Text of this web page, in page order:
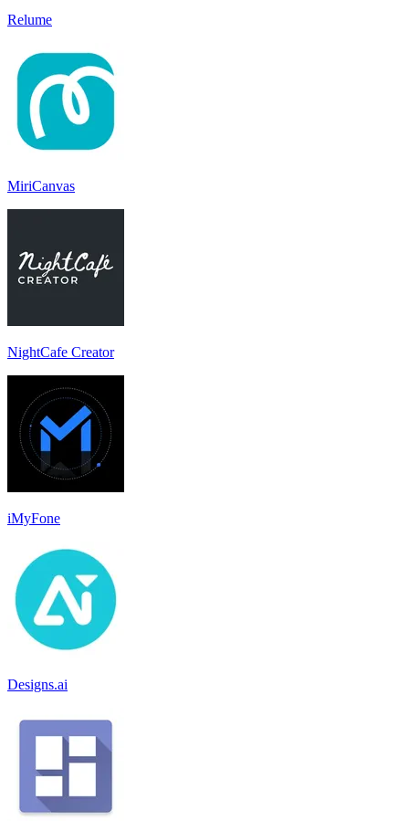
Relume
MiriCanvas
NightCafe Creator
iMyFone
Designs.ai